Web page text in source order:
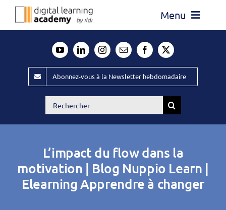
Passer
Menu
Évènements ILDI
Offres d’emploi
Contact
Abonnez-vous à la Newsletter hebdomadaire
Rechercher:
L’impact du flow dans la
motivation | Blog Nuppio Learn |
Elearning Apprendre à changer